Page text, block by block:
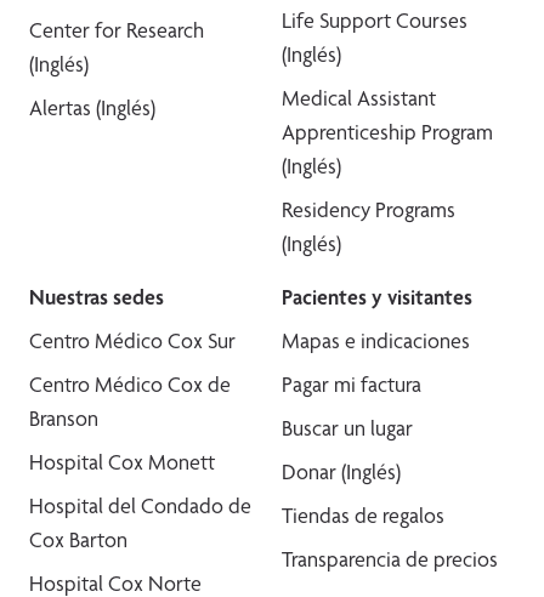
Center for Research
(Inglés)
Alertas (Inglés)
Life Support Courses
(Inglés)
Medical Assistant
Apprenticeship Program
(Inglés)
Residency Programs
(Inglés)
Nuestras sedes
Centro Médico Cox Sur
Centro Médico Cox de
Branson
Hospital Cox Monett
Hospital del Condado de
Cox Barton
Hospital Cox Norte
Pacientes y visitantes
Mapas e indicaciones
Pagar mi factura
Buscar un lugar
Donar (Inglés)
Tiendas de regalos
Transparencia de precios